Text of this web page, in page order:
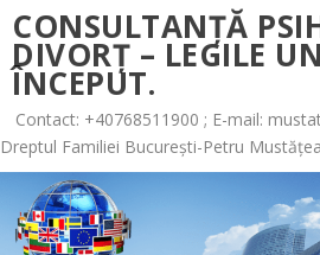
CONSULTANȚĂ
DIVORȚ – LEGILE
ÎNCEPUT.
Contact: +40768511900 ; E-mail:
Dreptul Familiei București-Petru